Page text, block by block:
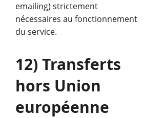
emailing) strictement
nécessaires au fonctionnement
du service.
12) Transferts
hors Union
européenne